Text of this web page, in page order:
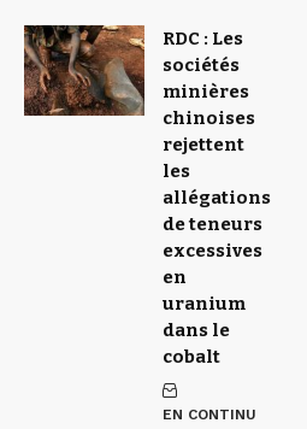
RDC : Les
sociétés
minières
chinoises
rejettent
les
allégations
de teneurs
excessives
en
uranium
dans le
cobalt
EN CONTINU